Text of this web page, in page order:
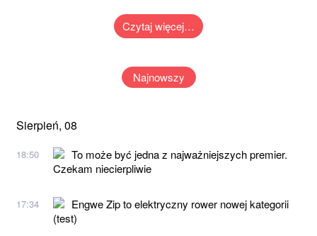
Czytaj więcej…
Najnowszy
Sierpień, 08
18:50
To może być jedna z najważniejszych premier.
Czekam niecierpliwie
17:34
Engwe Zip to elektryczny rower nowej kategorii
(test)